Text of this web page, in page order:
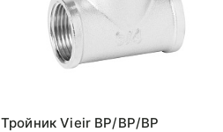
Тройник Vieir ВР/ВР/ВР